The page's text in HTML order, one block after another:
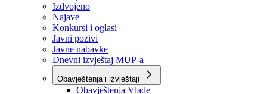
Aktuelno
Sve vijesti
Izdvojeno
Najave
Konkursi i oglasi
Javni pozivi
Javne nabavke
Dnevni izvještaj MUP-a